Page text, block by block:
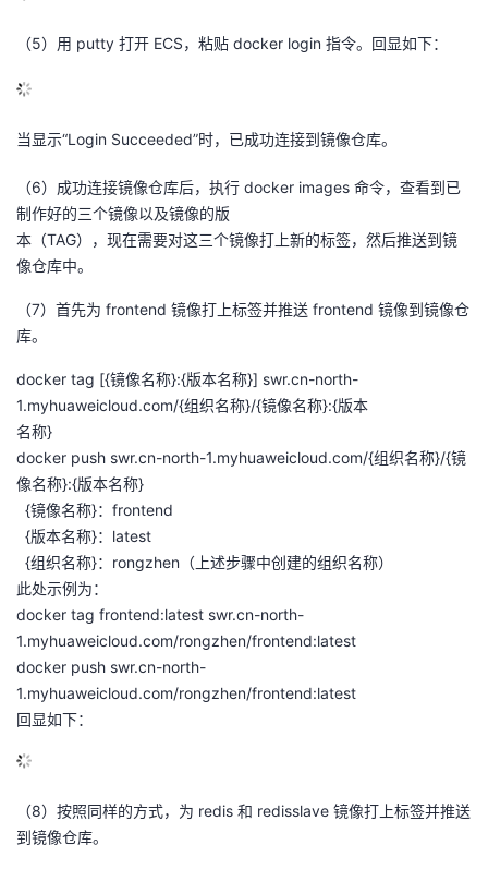
（5）用 putty 打开 ECS，粘贴 docker login 指令。回显如下：
当显示“Login Succeeded”时，已成功连接到镜像仓库。
（6）成功连接镜像仓库后，执行 docker images 命令，查看到已
制作好的三个镜像以及镜像的版
本（TAG），现在需要对这三个镜像打上新的标签，然后推送到镜
像仓库中。
（7）首先为 frontend 镜像打上标签并推送 frontend 镜像到镜像仓
库。
docker tag [{镜像名称}:{版本名称}] swr.cn-north-
1.myhuaweicloud.com/{组织名称}/{镜像名称}:{版本
名称}
docker push swr.cn-north-1.myhuaweicloud.com/{组织名称}/{镜
像名称}:{版本名称}
{镜像名称}：frontend
{版本名称}：latest
{组织名称}：rongzhen（上述步骤中创建的组织名称）
此处示例为：
docker tag frontend:latest swr.cn-north-
1.myhuaweicloud.com/rongzhen/frontend:latest
docker push swr.cn-north-
1.myhuaweicloud.com/rongzhen/frontend:latest
回显如下：
（8）按照同样的方式，为 redis 和 redisslave 镜像打上标签并推送
到镜像仓库。